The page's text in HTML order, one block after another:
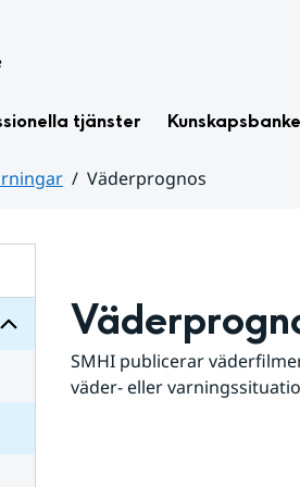
tjänster
Väderprognos
SMHI publicerar
väder- eller